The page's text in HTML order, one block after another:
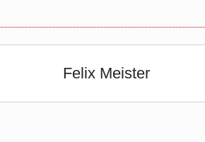
Felix Meister